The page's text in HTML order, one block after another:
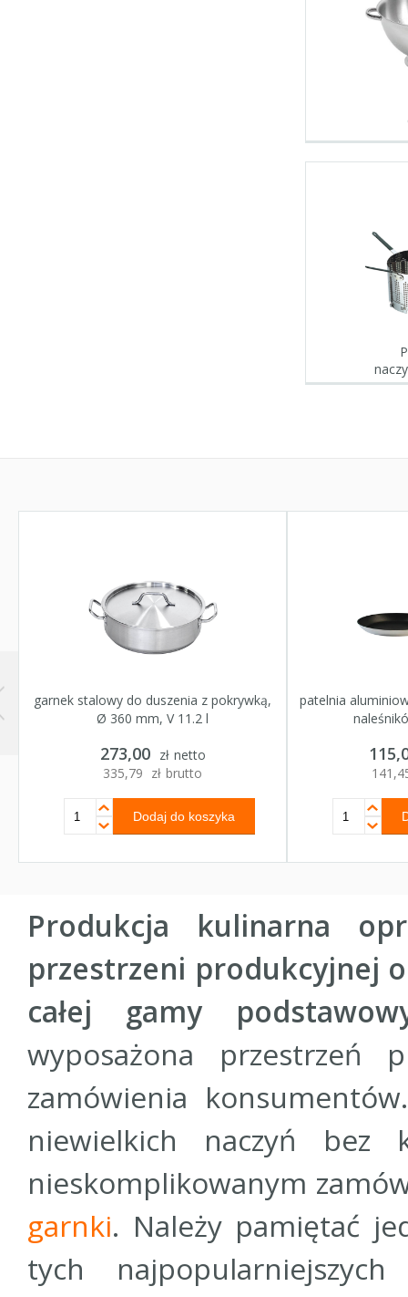
garnek stalowy do duszenia z pokrywką,
Ø 360 mm, V 11.2 l
Seria / linia: Stalgast
273,00 zł netto
335,79 zł brutto
patelnia
Seria /
Produkcja kulinarna
przestrzeni produkcyjnej
całej gamy
wyposażona przestrzeń
zamówienia
niewielkich naczyń
nieskomplikowanym
garnki. Należy pamiętać
tych